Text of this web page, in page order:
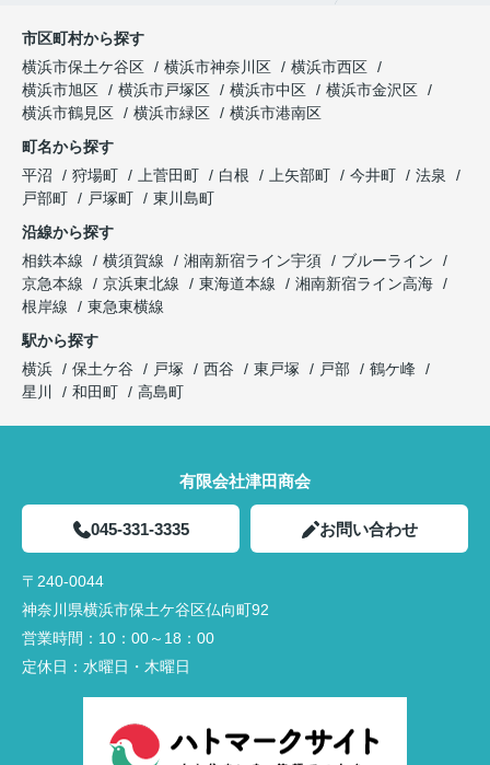
市区町村から探す
横浜市保土ケ谷区
横浜市神奈川区
横浜市西区
横浜市旭区
横浜市戸塚区 横浜市中区
横浜市金沢区
横浜市鶴見区
横浜市緑区
横浜市港南区
町名から探す
平沼
狩場町 上菅田町 白根 上矢部町 今井町
法泉
戸部町
戸塚町
東川島町
沿線から探す
相鉄本線
横須賀線 湘南新宿ライン宇須
ブルーライン
京急本線
京浜東北線 東海道本線
湘南新宿ライン高海
根岸線
東急東横線
駅から探す
横浜
保土ケ谷 戸塚 西谷 東戸塚 戸部
鶴ケ峰
星川
和田町 高島町
有限会社津田商会
045-331-3335 お問い合わせ
〒240-0044
神奈川県横浜市保土ケ谷区仏向町92
営業時間： 10：00～18：00
定休日： 水曜日・木曜日